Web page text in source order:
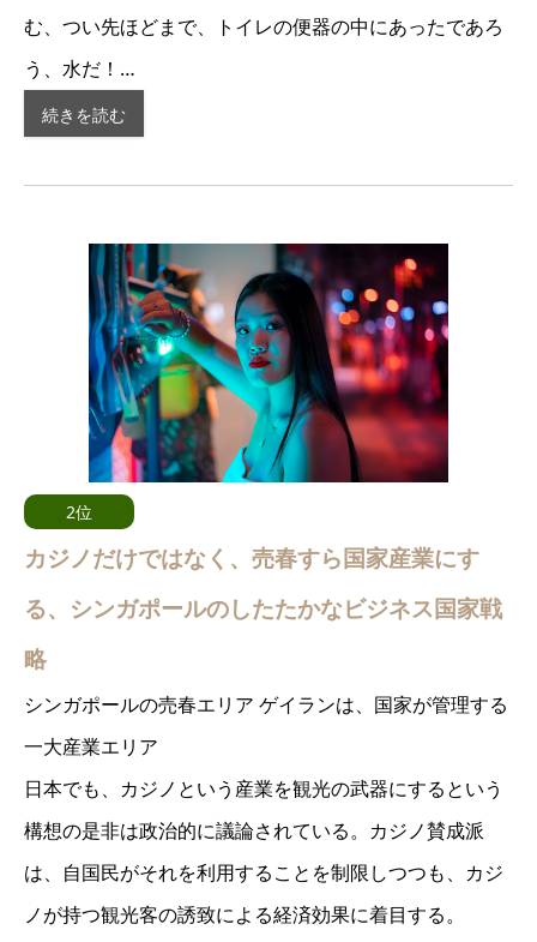
む、つい先ほどまで、トイレの便器の中にあったであろ
う、水だ！…
続きを読む
2位
カジノだけではなく、売春すら国家産業にす
る、シンガポールのしたたかなビジネス国家戦
略
シンガポールの売春エリア ゲイランは、国家が管理する
一大産業エリア
日本でも、カジノという産業を観光の武器にするという
構想の是非は政治的に議論されている。カジノ賛成派
は、自国民がそれを利用することを制限しつつも、カジ
ノが持つ観光客の誘致による経済効果に着目する。